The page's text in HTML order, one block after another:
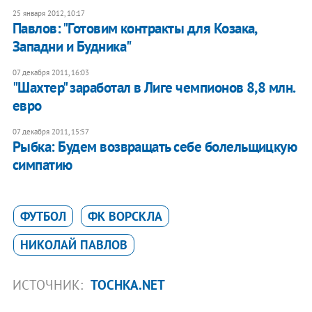
25 января 2012, 10:17
Павлов: "Готовим контракты для Козака,
Западни и Будника"
07 декабря 2011, 16:03
"Шахтер" заработал в Лиге чемпионов 8,8 млн.
евро
07 декабря 2011, 15:57
Рыбка: Будем возвращать себе болельщицкую
симпатию
ФУТБОЛ
ФК ВОРСКЛА
НИКОЛАЙ ПАВЛОВ
ИСТОЧНИК: TOCHKA.NET